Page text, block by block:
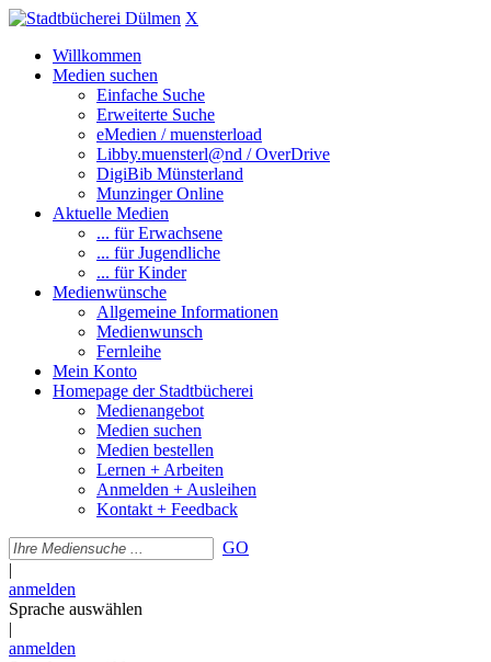
X
Willkommen
Medien suchen
Einfache Suche
Erweiterte Suche
eMedien / muensterload
Libby.muensterl@nd / OverDrive
DigiBib Münsterland
Munzinger Online
Aktuelle Medien
... für Erwachsene
... für Jugendliche
... für Kinder
Medienwünsche
Allgemeine Informationen
Medienwunsch
Fernleihe
Mein Konto
Homepage der Stadtbücherei
Medienangebot
Medien suchen
Medien bestellen
Lernen + Arbeiten
Anmelden + Ausleihen
Kontakt + Feedback
GO
|
anmelden
Sprache auswählen
|
anmelden